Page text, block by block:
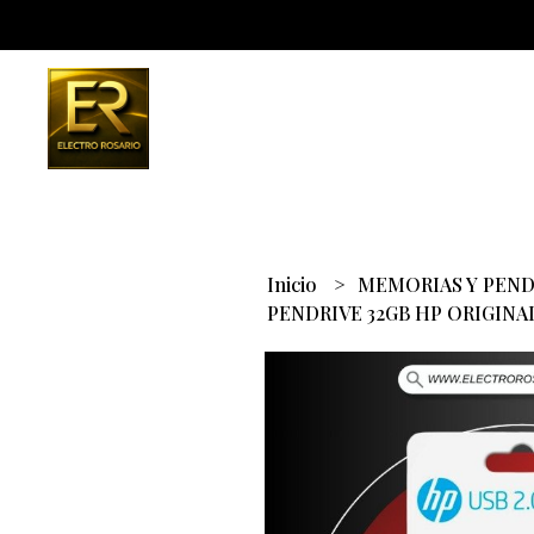
Inicio
MEMORIAS Y
PENDRIVE 32GB HP